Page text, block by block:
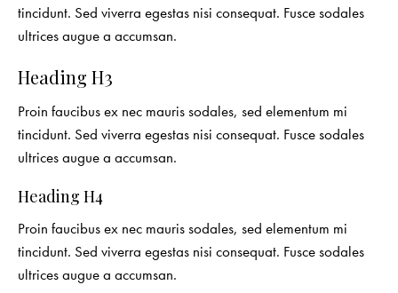
tincidunt. Sed viverra egestas nisi consequat. Fusce sodales
ultrices augue a accumsan.
Heading H3
Proin faucibus ex nec mauris sodales, sed elementum mi
tincidunt. Sed viverra egestas nisi consequat. Fusce sodales
ultrices augue a accumsan.
Heading H4
Proin faucibus ex nec mauris sodales, sed elementum mi
tincidunt. Sed viverra egestas nisi consequat. Fusce sodales
ultrices augue a accumsan.